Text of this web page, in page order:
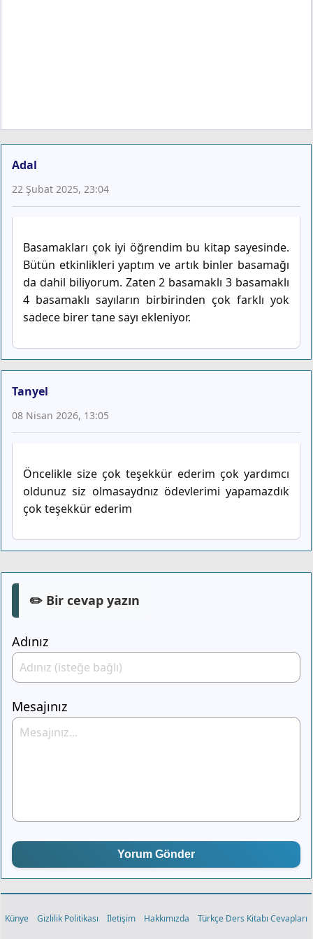
Adal
22 Şubat 2025, 23:04
Basamakları çok iyi öğrendim bu kitap sayesinde.
Bütün etkinlikleri yaptım ve artık binler basamağı
da dahil biliyorum. Zaten 2 basamaklı 3 basamaklı
4 basamaklı sayıların birbirinden çok farklı yok
sadece birer tane sayı ekleniyor.
Tanyel
08 Nisan 2026, 13:05
Öncelikle size çok teşekkür ederim çok yardımcı
oldunuz siz olmasaydnız ödevlerimi yapamazdık
çok teşekkür ederim
✏️ Bir cevap yazın
Adınız
Mesajınız
Yorum Gönder
Künye Gizlilik Politikası İletişim Hakkımızda Türkçe Ders Kitabı Cevapları